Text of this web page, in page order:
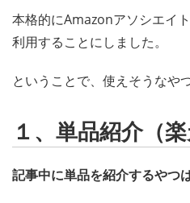
本格的にAmazonアソシエイ
利用することにしました。
ということで、使えそうなや
１、単品紹介（
記事中に単品を紹介するやつ